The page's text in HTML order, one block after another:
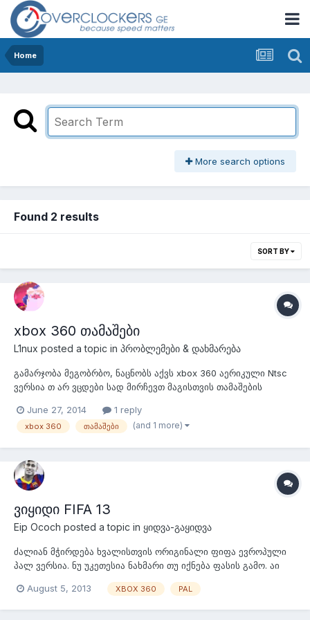
Home
More search options
Found 2 results
SORT BY
xbox 360 თამაშები
L1nux posted a topic in პრობლემები & დახმარება
გამარჯობა მეგობრბო, ნაცნობს აქვს xbox 360 აერიკული Ntsc
ვერსია თ არ ვცდები სად მირჩევთ მაგისთვის თამაშების
June 27, 2014
1 reply
xbox 360 თამაშები (and 1 more)
ვიყიდი FIFA 13
Eip Ococh posted a topic in ყიდვა-გაყიდვა
ძალიან მჭირდება ხვალისთვის ორიგინალი ფიფა ევროპული
პალ ვერსია. ნუ უკეთესია ნახმარი თუ იქნება ფასის გამო. აი
10 დღით პირადობას დაგიტოვებთ და რავი ძალიან ძალიან
August 5, 2013 XBOX 360 PAL